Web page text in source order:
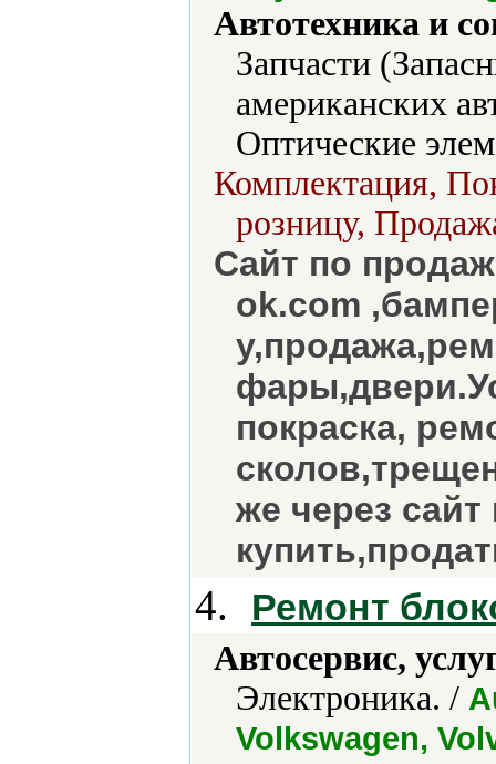
Автотехника и
Запчасти
американских
Оптические
Комплектация,
розницу,
Сайт по
ok.com
покраска,
же через
4. Ремонт
Автосервис,
Электроника. /
Volkswagen,